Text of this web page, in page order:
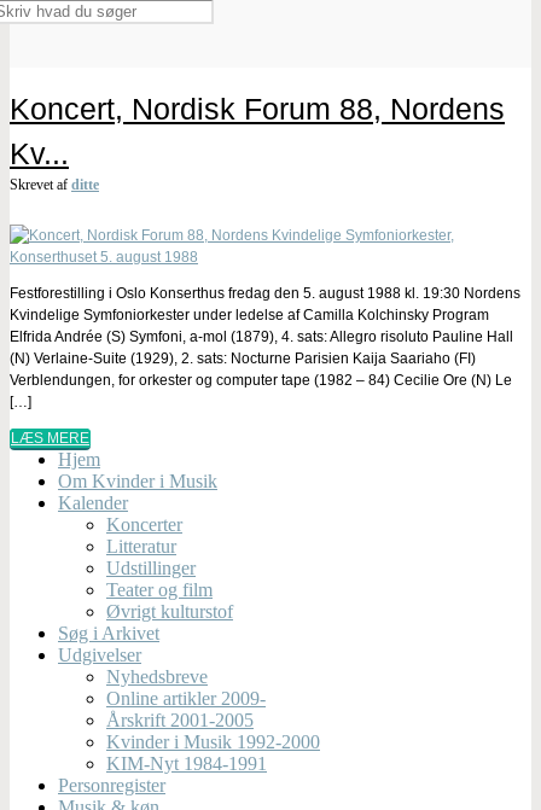
Koncert, Nordisk Forum 88, Nordens
Kv...
Skrevet af ditte
Festforestilling i Oslo Konserthus fredag den 5. august 1988 kl. 19:30 Nordens
Kvindelige Symfoniorkester under ledelse af Camilla Kolchinsky Program
Elfrida Andrée (S) Symfoni, a-mol (1879), 4. sats: Allegro risoluto Pauline Hall
(N) Verlaine-Suite (1929), 2. sats: Nocturne Parisien Kaija Saariaho (FI)
Verblendungen, for orkester og computer tape (1982 – 84) Cecilie Ore (N) Le
[…]
LÆS MERE
Hjem
Om Kvinder i Musik
Kalender
Koncerter
Litteratur
Udstillinger
Teater og film
Øvrigt kulturstof
Søg i Arkivet
Udgivelser
Nyhedsbreve
Online artikler 2009-
Årskrift 2001-2005
Kvinder i Musik 1992-2000
KIM-Nyt 1984-1991
Personregister